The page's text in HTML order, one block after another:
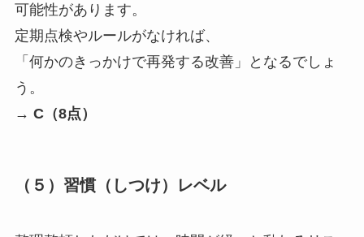
可能性があります。
定期点検やルールがなければ、
「何かのきっかけで再発する改善」となるでしょ
う。
→ C（8点）
（５）習慣（しつけ）レベル